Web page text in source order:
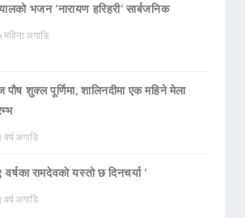
भजन ‘नारायण हरिहरी’ सार्बजनिक
महिना अगाडि
शुक्ल पूर्णिमा, शालिनदीमा एक महिने मेला
वर्ष अगाडि
वर्षका रामदेवकाे यस्ताे छ दिनचर्या ’
वर्ष अगाडि